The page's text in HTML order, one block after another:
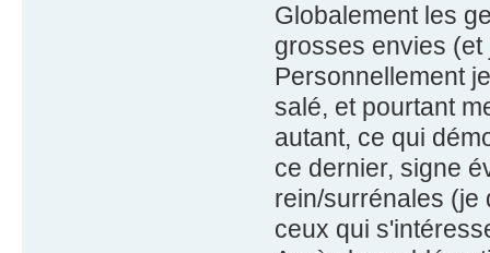
Globalement les
grosses envies (et
Personnellement
salé, et pourtant
autant, ce qui
ce dernier, signe
rein/surrénales (je
ceux qui